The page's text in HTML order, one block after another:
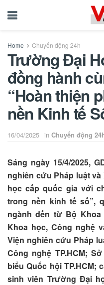
Home Chuyển động 24h
Trường Đại
đồng hành
“Hoàn thiện
nền Kinh tế
16/04/2025 in Chuyển động
Sáng ngày 15/4/2025,
nghiên cứu Pháp luật
học cấp quốc gia với
trong nền kinh tế số”,
ngành đến từ Bộ
Khoa học, Công nghệ
Viện nghiên cứu Pháp
Công nghệ TP.HCM;
biểu Quốc hội TP.HCM;
sinh viên Trường Đại